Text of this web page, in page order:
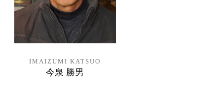
IMAIZUMI KATSUO
今泉 勝男